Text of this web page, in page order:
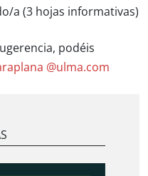
a (3 hojas informativas)
podéis
@ulma.com